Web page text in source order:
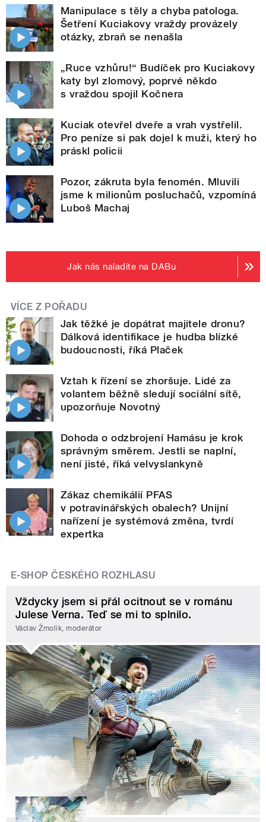
Manipulace s těly a chyba patologa.
Šetření Kuciakovy vraždy provázely
otázky, zbraň se nenašla
„Ruce vzhůru!“ Budíček pro Kuciakovy
katy byl zlomový, poprvé někdo
s vraždou spojil Kočnera
Kuciak otevřel dveře a vrah vystřelil.
Pro peníze si pak dojel k muži, který ho
práskl policii
Pozor, zákruta byla fenomén. Mluvili
jsme k milionům posluchačů, vzpomíná
Luboš Machaj
Jak nás naladíte na DABu
VÍCE Z POŘADU
Jak těžké je dopátrat majitele dronu?
Dálková identifikace je hudba blízké
budoucnosti, říká Plaček
Vztah k řízení se zhoršuje. Lidé za
volantem běžně sledují sociální sítě,
upozorňuje Novotný
Dohoda o odzbrojení Hamásu je krok
správným směrem. Jestli se naplní,
není jisté, říká velvyslankyně
Zákaz chemikálií PFAS
v potravinářských obalech? Unijní
nařízení je systémová změna, tvrdí
expertka
E-SHOP ČESKÉHO ROZHLASU
Vždycky jsem si přál ocitnout se v románu
Julese Verna. Teď se mi to splnilo.
Václav Žmolík, moderátor